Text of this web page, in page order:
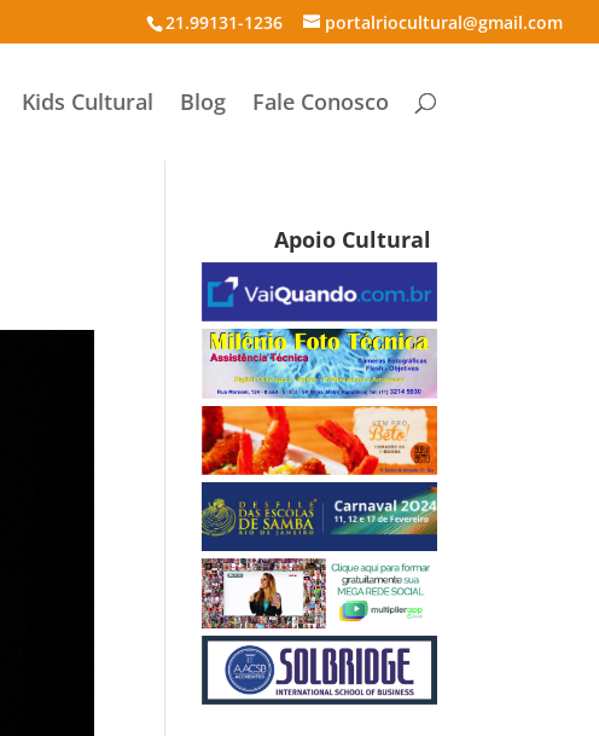
21.99131-1236 portalriocultural@gmail.com
Kids Cultural Blog Fale Conosco
Apoio Cultural